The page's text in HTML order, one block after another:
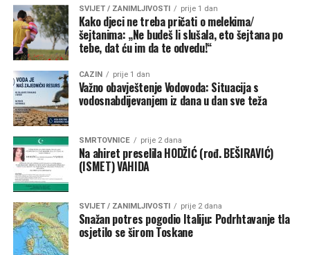
NK “Ključ” –80.000 KM
Kanu-kajakaški klub “K4” –2.000 KM
FK “Bajer 99” Velagići –
NK “Omladinac” Sanica –1.000 KM
Bužim – 27.000 KM
NK “Vitez” –10.000 KM
FK “Bratstvo-Veterani” –
FK “Konjodor” –
FK “Bužim” – 3.000 KM
OK “Bužim” –
SVIJET / ZANIMLJIVOSTI prije 1 dan
Kako djeci ne treba pričati o melekima/
šejtanima: „Ne budeš li slušala, eto šejtana po
tebe, dat ću im da te odvedu!“
CAZIN prije 1 dan
Važno obavještenje Vodovoda: Situacija s
vodosnabdijevanjem iz dana u dan sve teža
SMRTOVNICE prije 2 dana
Na ahiret preselila HODŽIĆ (rođ. BEŠIRAVIĆ)
(ISMET) VAHIDA
SVIJET / ZANIMLJIVOSTI prije 2 dana
Snažan potres pogodio Italiju: Podrhtavanje tla
osjetilo se širom Toskane